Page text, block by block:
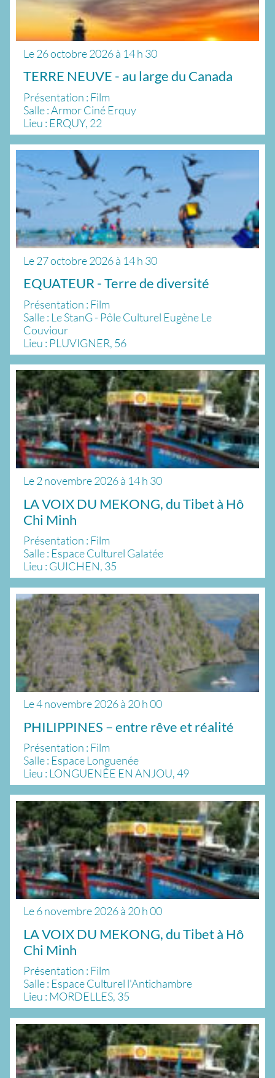
Le26 octobre 2026à 14 h 30
TERRE NEUVE - au large du Canada
Présentation : Film
Salle : Armor Ciné Erquy
Lieu : ERQUY, 22
Le27 octobre 2026à 14 h 30
EQUATEUR - Terre de diversité
Présentation : Film
Salle : Le StanG - Pôle Culturel Eugène Le
Couviour
Lieu : PLUVIGNER, 56
Le2 novembre 2026à 14 h 30
LA VOIX DU MEKONG, du Tibet à Hô
Chi Minh
Présentation : Film
Salle : Espace Culturel Galatée
Lieu : GUICHEN, 35
Le4 novembre 2026à 20 h 00
PHILIPPINES – entre rêve et réalité
Présentation : Film
Salle : Espace Longuenée
Lieu : LONGUENÉE EN ANJOU, 49
Le6 novembre 2026à 20 h 00
LA VOIX DU MEKONG, du Tibet à Hô
Chi Minh
Présentation : Film
Salle : Espace Culturel l'Antichambre
Lieu : MORDELLES, 35